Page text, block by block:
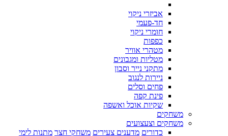
אביזרי ניקוי
חד-פעמי
חומרי ניקוי
כפפות
מטהרי אוויר
מטליות ומגבונים
מתקני נייר וסבון
ניירות לנגוב
פחים וסלים
פינת קפה
שקיות אוכל ואשפה
משחקים
משחקים וצעצועים
כדורים מדענים צעירים משחקי חצר מתנות לימי